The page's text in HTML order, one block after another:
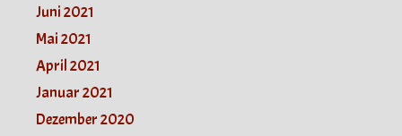
Juni 2021
Mai 2021
April 2021
Januar 2021
Dezember 2020